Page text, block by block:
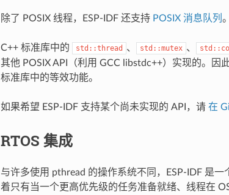
除了 POSIX 线程，ESP-IDF 还支持 POSIX 消息队列 。
C++ 标准库中的 std::thread 、 std::mutex 、
其他 POSIX API（利用 GCC libstdc++）实现的。因
标准库中的等效功能。
如果希望 ESP-IDF 支持某个尚未实现的 API，请 在
RTOS 集成
与许多使用 pthread 的操作系统不同，ESP-IDF 是
着只有当一个更高优先级的任务准备就绪、线程在